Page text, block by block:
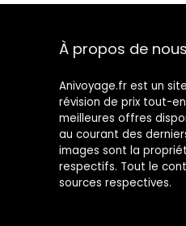
À propos de nous
Anivoyage.fr est un
révision de prix tout-
meilleures offres
au courant des
images sont la
respectifs. Tout le
sources respectives.